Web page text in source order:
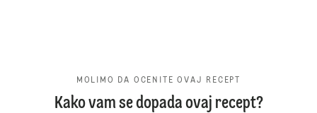
MOLIMO DA OCENITE OVAJ RECEPT
Kako vam se dopada ovaj recept?